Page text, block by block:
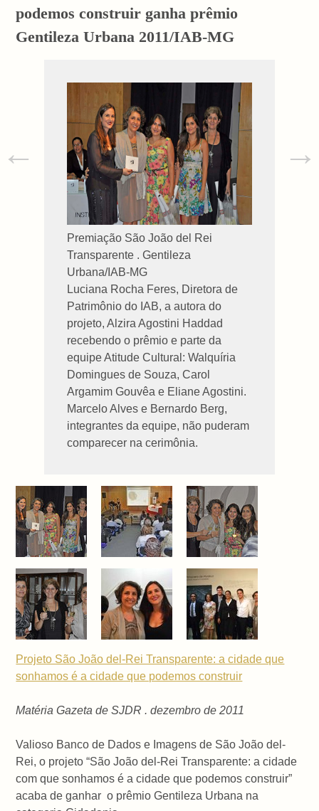
podemos construir ganha prêmio
Gentileza Urbana 2011/IAB-MG
Premiação São João del Rei
Transparente . Gentileza
Urbana/IAB-MG
Luciana Rocha Feres, Diretora de
Patrimônio do IAB, a autora do
projeto, Alzira Agostini Haddad
recebendo o prêmio e parte da
equipe Atitude Cultural: Walquíria
Domingues de Souza, Carol
Argamim Gouvêa e Eliane Agostini.
Marcelo Alves e Bernardo Berg,
integrantes da equipe, não puderam
comparecer na cerimônia.
← →
Projeto São João del-Rei Transparente: a cidade que
sonhamos é a cidade que podemos construir
Matéria Gazeta de SJDR . dezembro de 2011
Valioso Banco de Dados e Imagens de São João del-
Rei, o projeto “São João del-Rei Transparente: a cidade
com que sonhamos é a cidade que podemos construir”
acaba de ganhar o prêmio Gentileza Urbana na